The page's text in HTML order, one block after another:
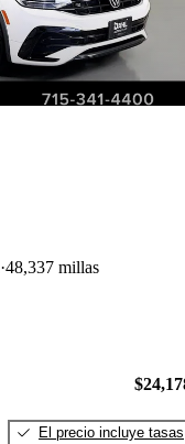
48,337 millas
El precio incluye tasas